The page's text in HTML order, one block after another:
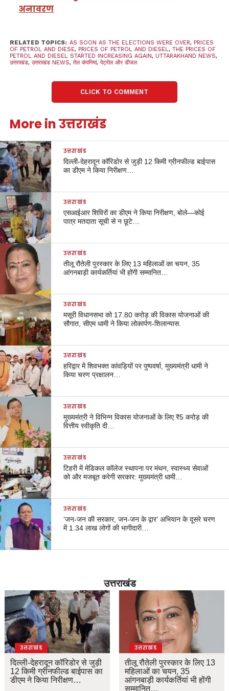
अनावरण
RELATED TOPICS: AS SOON AS THE ELECTIONS WERE OVER, PRICES
OF PETROL AND DIESE, PRICES OF PETROL AND DIESEL , THE PRICES OF
PETROL AND DIESEL STARTED INCREASING AGAIN, UTTARAKHAND NEWS,
उत्तराखंड, उत्तराखंड NEWS, तेल कंपनियां, पेट्रोल और डीजल
CLICK TO COMMENT
More in उत्तराखंड
उत्तराखंड
दिल्ली-देहरादून कॉरिडोर से जुड़ी 12 किमी ग्रीनफील्ड बाईपास
का डीएम ने किया निरीक्षण…
उत्तराखंड
एसआईआर शिविरों का डीएम ने किया निरीक्षण, बोले—कोई
पात्र मतदाता सूची से न छूटे…
उत्तराखंड
तीलू रौतेली पुरस्कार के लिए 13 महिलाओं का चयन, 35
आंगनबाड़ी कार्यकर्तियां भी होंगी सम्मानित…
उत्तराखंड
मसूरी विधानसभा को 17.80 करोड़ की विकास योजनाओं की
सौगात, सीएम धामी ने किया लोकार्पण-शिलान्यास.
उत्तराखंड
हरिद्वार में शिवभक्त कांवड़ियों पर पुष्पवर्षा, मुख्यमंत्री धामी ने
किया चरण प्रक्षालन…
उत्तराखंड
मुख्यमंत्री ने विभिन्न विकास योजनाओं के लिए ₹5 करोड़ की
वित्तीय स्वीकृति दी…
उत्तराखंड
टिहरी में मेडिकल कॉलेज स्थापना पर मंथन, स्वास्थ्य सेवाओं
को और मजबूत करेगी सरकार: मुख्यमंत्री धामी…
उत्तराखंड
‘जन-जन की सरकार, जन-जन के द्वार’ अभियान के दूसरे चरण
में 1.34 लाख लोगों की भागीदारी…
उत्तराखंड
उत्तराखंड
दिल्ली-देहरादून कॉरिडोर से जुड़ी
12 किमी ग्रीनफील्ड बाईपास का
डीएम ने किया निरीक्षण…
उत्तराखंड
तीलू रौतेली पुरस्कार के लिए 13
महिलाओं का चयन, 35
आंगनबाड़ी कार्यकर्तियां भी होंगी
सम्मानित…